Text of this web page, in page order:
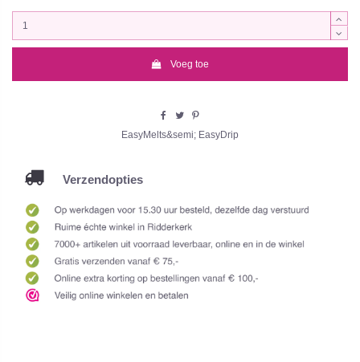
Voeg toe
EasyMelts&semi; EasyDrip
Verzendopties